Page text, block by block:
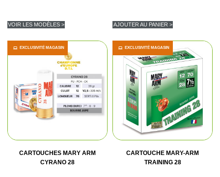
VOIR LES MODÈLES > AJOUTER AU PANIER >
CARTOUCHES MARY ARM
CYRANO 28
EXCLUSIVITÉ MAGASIN
CARTOUCHE MARY-ARM
TRAINING 28
EXCLUSIVITÉ MAGASIN